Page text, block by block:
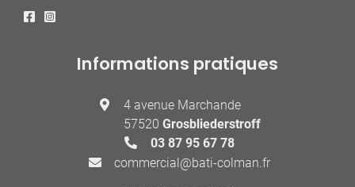
Informations pratiques
4 avenue Marchande
57520 Grosbliederstroff
03 87 95 67 78
commercial@bati-colman.fr